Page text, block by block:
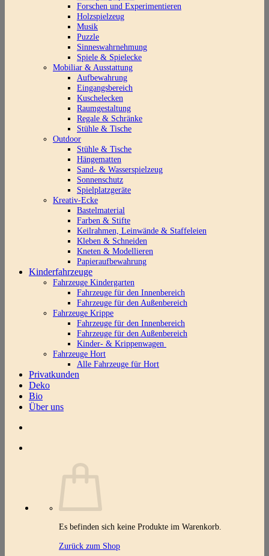
Forschen und Experimentieren
Holzspielzeug
Musik
Puzzle
Sinneswahrnehmung
Spiele & Spielecke
Mobiliar & Ausstattung
Aufbewahrung
Eingangsbereich
Kuschelecken
Raumgestaltung
Regale & Schränke
Stühle & Tische
Outdoor
Stühle & Tische
Hängematten
Sand- & Wasserspielzeug
Sonnenschutz
Spielplatzgeräte
Kreativ-Ecke
Bastelmaterial
Farben & Stifte
Keilrahmen, Leinwände & Staffeleien
Kleben & Schneiden
Kneten & Modellieren
Papieraufbewahrung
Kinderfahrzeuge
Fahrzeuge Kindergarten
Fahrzeuge für den Innenbereich
Fahrzeuge für den Außenbereich
Fahrzeuge Krippe
Fahrzeuge für den Innenbereich
Fahrzeuge für den Außenbereich
Kinder- & Krippenwagen
Fahrzeuge Hort
Alle Fahrzeuge für Hort
Privatkunden
Deko
Bio
Über uns
Es befinden sich keine Produkte im Warenkorb.
Zurück zum Shop